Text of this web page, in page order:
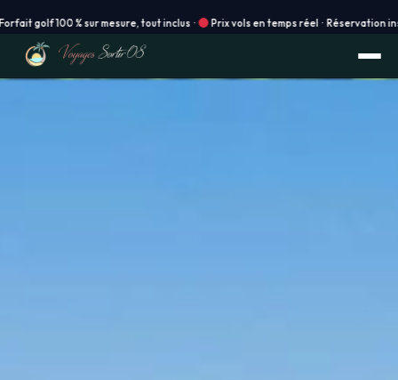
tout inclus · Prix vols en temps réel · Réservation instantanée en ligne !